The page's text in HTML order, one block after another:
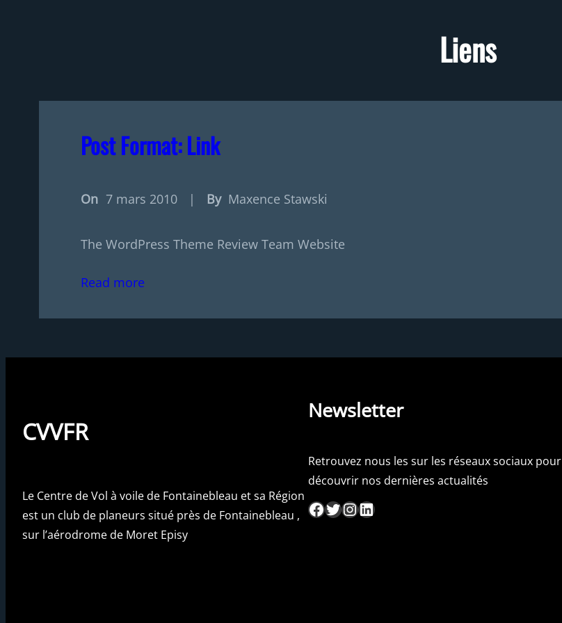
Liens
Post Format: Link
On 7 mars 2010 | By Maxence Stawski
The WordPress Theme Review Team Website
Read more
CVVFR
Le Centre de Vol à voile de Fontainebleau et sa Région
est un club de planeurs situé près de Fontainebleau ,
sur l’aérodrome de Moret Episy
Newsletter
Retrouvez nous les sur les réseaux sociaux pour
découvrir nos dernières actualités
Facebook Twitter InstagramLinkedIn